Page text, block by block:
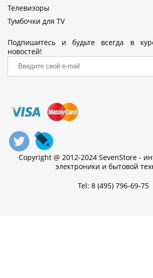
Телевизоры
Тумбочки для TV
Подпишитесь и будьте всегда в
новостей!
Copyright @ 2012-2024 SevenStore -
электроники и бытовой
Tel: 8 (495) 796-69-75